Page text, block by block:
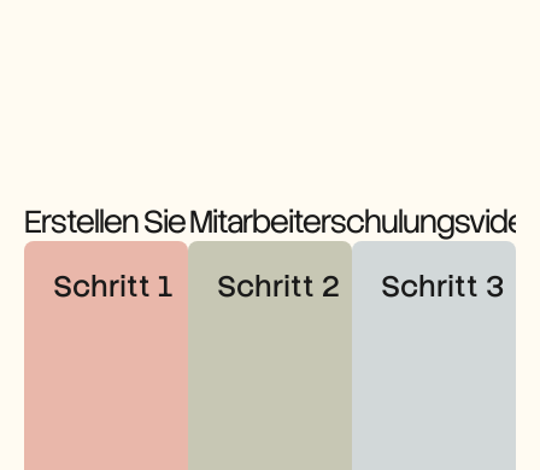
Erstellen Sie
Schritt 1 Schritt 2 Schritt 3